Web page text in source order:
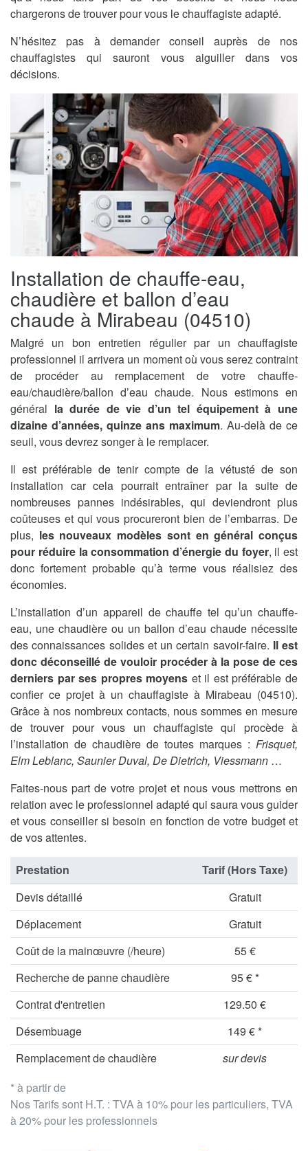
chargerons de trouver pour vous le chauffagiste adapté.
N’hésitez pas à demander conseil auprès de nos
chauffagistes qui sauront vous aiguiller dans vos
décisions.
Installation de chauffe-eau,
chaudière et ballon d’eau
chaude à Mirabeau (04510)
Malgré un bon entretien régulier par un chauffagiste
professionnel il arrivera un moment où vous serez contraint
de procéder au remplacement de votre chauffe-
eau/chaudière/ballon d’eau chaude. Nous estimons en
général la durée de vie d’un tel équipement à une
dizaine d’années, quinze ans maximum. Au-delà de ce
seuil, vous devrez songer à le remplacer.
Il est préférable de tenir compte de la vétusté de son
installation car cela pourrait entraîner par la suite de
nombreuses pannes indésirables, qui deviendront plus
coûteuses et qui vous procureront bien de l’embarras. De
plus, les nouveaux modèles sont en général conçus
pour réduire la consommation d’énergie du foyer, il est
donc fortement probable qu’à terme vous réalisiez des
économies.
L’installation d’un appareil de chauffe tel qu’un chauffe-
eau, une chaudière ou un ballon d’eau chaude nécessite
des connaissances solides et un certain savoir-faire. Il est
donc déconseillé de vouloir procéder à la pose de ces
derniers par ses propres moyens et il est préférable de
confier ce projet à un chauffagiste à Mirabeau (04510).
Grâce à nos nombreux contacts, nous sommes en mesure
de trouver pour vous un chauffagiste qui procède à
l’installation de chaudière de toutes marques : Frisquet,
Elm Leblanc, Saunier Duval, De Dietrich, Viessmann …
Faites-nous part de votre projet et nous vous mettrons en
relation avec le professionnel adapté qui saura vous guider
et vous conseiller si besoin en fonction de votre budget et
de vos attentes.
* à partir de
Nos Tarifs sont H.T. : TVA à 10% pour les particuliers, TVA
à 20% pour les professionnels
Prestation
Tarif (Hors Taxe)
Devis détaillé
Gratuit
Déplacement
Gratuit
Coût de la mainœuvre (/heure)
55 €
Recherche de panne chaudière
95 € *
Contrat d'entretien
129.50 €
Désembuage
149 € *
Remplacement de chaudière
sur devis